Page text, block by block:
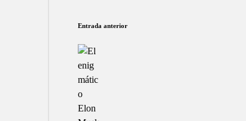
Navegación
de
entradas
Entrada anterior